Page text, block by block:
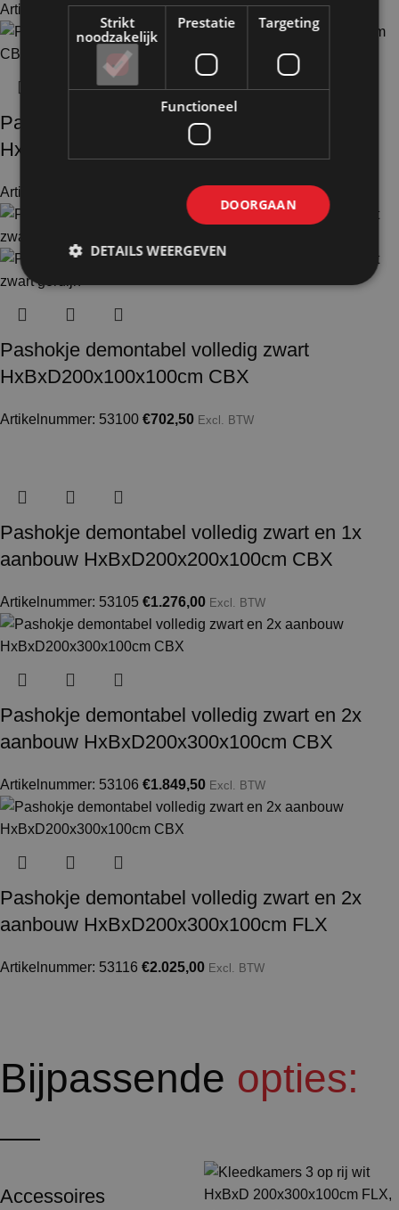
Artikelnummer: 50125€1.172,00 Excl. BTW
Pashokje demontabel zwart en 1x aanbouw
HxBxD200x200x100cm CBX
Artikelnummer: 51105 1.170,50
Pashokje demontabel volledig zwart
HxBxD200x100x100cm CBX
Artikelnummer: 53100 €702,50 Excl. BTW
Pashokje demontabel volledig zwart en 1x
aanbouw HxBxD200x200x100cm CBX
Artikelnummer: 53105 €1.276,00 Excl. BTW
Pashokje demontabel volledig zwart en 2x
aanbouw HxBxD200x300x100cm CBX
Artikelnummer: 53106 €1.849,50 Excl. BTW
Pashokje demontabel volledig zwart en 2x
aanbouw HxBxD200x300x100cm FLX
Artikelnummer: 53116 €2.025,00 Excl. BTW
Bijpassende opties:
Accessoires
Strikt
noodzakelijk
Prestatie Targeting
Functioneel
DOORGAAN
DETAILS WEERGEVEN